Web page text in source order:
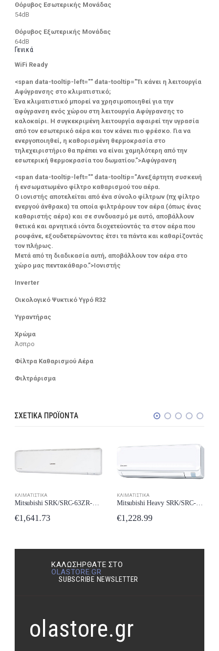
Θόρυβος Εσωτερικής Μονάδας
54dB
Θόρυβος Εξωτερικής Μονάδας
64dB
Γενικά
WiFi Ready
<span data-tooltip-left="" data-tooltip="Τι κάνει η λειτουργία
Αφύγρανσης στο κλιματιστικό;
Ένα κλιματιστικό μπορεί να χρησιμοποιηθεί για την
αφύγρανση ενός χώρου στη λειτουργία Αφύγρανσης το
καλοκαίρι. Η συγκεκριμένη λειτουργία αφαιρεί την υγρασία
από τον εσωτερικό αέρα και τον κάνει πιο φρέσκο. Για να
ενεργοποιηθεί, η καθορισμένη θερμοκρασία στο
τηλεχειριστήριο θα πρέπει να είναι χαμηλότερη από την
εσωτερική θερμοκρασία του δωματίου.”>Αφύγρανση
<span data-tooltip-left="" data-tooltip="Ανεξάρτητη συσκευή
ή ενσωματωμένο φίλτρο καθαρισμού του αέρα.
Ο ιονιστής αποτελείται από ένα σύνολο φίλτρων (πχ φίλτρο
ενεργού άνθρακα) τα οποία φιλτράρουν τον αέρα (όπως ένας
καθαριστής αέρα) και σε συνδυασμό με αυτό, αποβάλλουν
θετικά και αρνητικά ιόντα διοχετεύοντάς τα στον αέρα που
ρουφάνε, εξουδετερώνοντας έτσι τα πάντα και καθαρίζοντάς
τον πλήρως.
Μετά από τη διαδικασία αυτή, αποβάλλουν τον αέρα στο
χώρο μας πεντακάθαρο.”>Ιονιστής
Inverter
Οικολογικό Ψυκτικό Υγρό R32
Υγραντήρας
Χρώμα
Άσπρο
Φίλτρα Καθαρισμού Αέρα
Φιλτράρισμα
ΣΧΕΤΙΚΆ ΠΡΟΪΌΝΤΑ
ΚΛΙΜΑΤΙΣΤΙΚΆ
Mitsubishi SRK/SRC-63ZR-WF Κλιματιστικό Inverter 22000 BTU A++/A++ με Wi-Fi New Model 2024
€1,641.73
ΚΛΙΜΑΤΙΣΤΙΚΆ
Mitsubishi Heavy SRK/SRC-35ZTL-W Κλιματιστικό 12000 BTU New Model 2024
€1,228.99
ΚΑΛΩΣΉΡΘΑΤΕ ΣΤΟ
OLASTORE.GR
SUBSCRIBE NEWSLETTER
olastore.gr